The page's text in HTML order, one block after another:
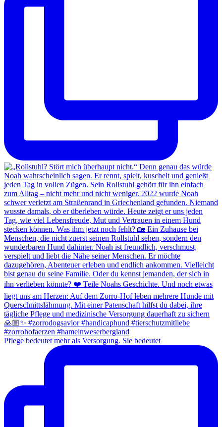
Pflege bedeutet mehr als Versorgung. Sie bedeutet